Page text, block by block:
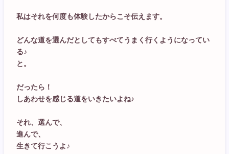
私はそれを何度も体験したからこそ伝えます。
どんな道を選んだとしてもすべてうまく行くようになってい
る♪
と。
だったら！
しあわせを感じる道をいきたいよね♪
それ、選んで、
進んで、
生きて行こうよ♪